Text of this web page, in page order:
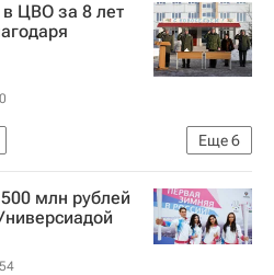
Россия
ЦВО за 8 лет
Еще6
Недвижимость
Россия
млн рублей